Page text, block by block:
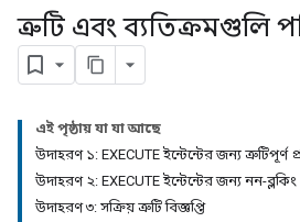
ত্রুটি এবং ব্যতিক্রমগুলি
এই পৃষ্ঠায় যা যা আছে
উদাহরণ ১: EXECUTE ইন্টেন্টের জন্য ত্রুটিপূর্ণ
উদাহরণ ২: EXECUTE ইন্টেন্টের জন্য নন-
উদাহরণ ৩: সক্রিয় ত্রুটি বিজ্ঞপ্তি